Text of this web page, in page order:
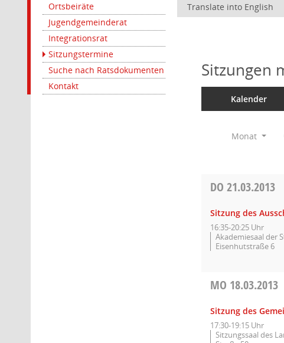
Ortsbeiräte
Jugendgemeinderat
Integrationsrat
Sitzungstermine
Suche nach Ratsdokumenten
Kontakt
Translate into English
Sitzungen
Kalender
Monat
DO21.03.2013
Sitzung des
16:35-20:25 Uhr
Akademiesaal der
Eisenhutstraße 6
MO 18.03.2013
Sitzung des
17:30-19:15 Uhr
Sitzungssaal des